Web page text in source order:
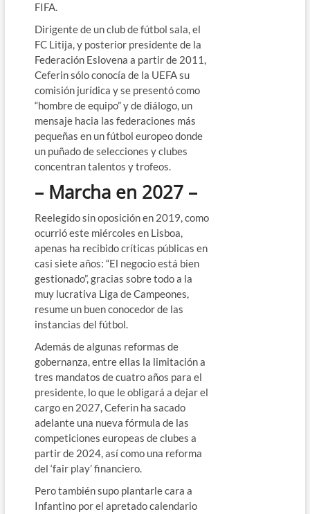
FIFA.
Dirigente de un club de fútbol sala, el
FC Litija, y posterior presidente de la
Federación Eslovena a partir de 2011,
Ceferin sólo conocía de la UEFA su
comisión jurídica y se presentó como
“hombre de equipo” y de diálogo, un
mensaje hacia las federaciones más
pequeñas en un fútbol europeo donde
un puñado de selecciones y clubes
concentran talentos y trofeos.
– Marcha en 2027 –
Reelegido sin oposición en 2019, como
ocurrió este miércoles en Lisboa,
apenas ha recibido críticas públicas en
casi siete años: “El negocio está bien
gestionado”, gracias sobre todo a la
muy lucrativa Liga de Campeones,
resume un buen conocedor de las
instancias del fútbol.
Además de algunas reformas de
gobernanza, entre ellas la limitación a
tres mandatos de cuatro años para el
presidente, lo que le obligará a dejar el
cargo en 2027, Ceferin ha sacado
adelante una nueva fórmula de las
competiciones europeas de clubes a
partir de 2024, así como una reforma
del ‘fair play’ financiero.
Pero también supo plantarle cara a
Infantino por el apretado calendario